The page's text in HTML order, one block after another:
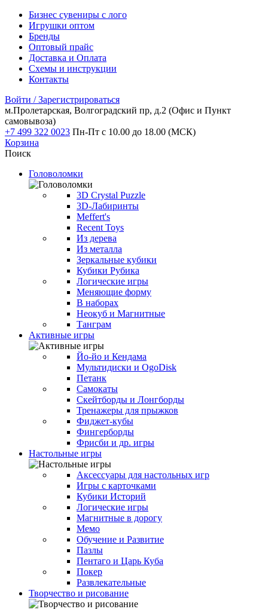
Бизнес сувениры с лого
Игрушки оптом
Бренды
Оптовый прайс
Доставка и Оплата
Схемы и инструкции
Контакты
Войти / Зарегистрироваться
м.Пролетарская, Волгоградский пр, д.2 (Офис и Пункт
самовывоза)
+7 499 322 0023 Пн-Пт с 10.00 до 18.00 (МСК)
Корзина
Поиск
Головоломки
3D Crystal Puzzle
3D-Лабиринты
Meffert's
Recent Toys
Из дерева
Из металла
Зеркальные кубики
Кубики Рубика
Логические игры
Меняющие форму
В наборах
Неокуб и Магнитные
Танграм
Активные игры
Йо-йо и Кендама
Мультидиски и OgoDisk
Петанк
Самокаты
Скейтборды и Лонгборды
Тренажеры для прыжков
Фиджет-кубы
Фингерборды
Фрисби и др. игры
Настольные игры
Аксессуары для настольных игр
Игры с карточками
Кубики Историй
Логические игры
Магнитные в дорогу
Мемо
Обучение и Развитие
Пазлы
Пентаго и Царь Куба
Покер
Развлекательные
Творчество и рисование